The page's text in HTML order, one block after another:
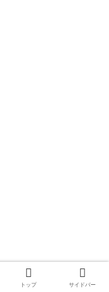
トップ サイドバー